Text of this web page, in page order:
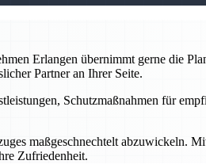
Erlangen übernimmt gerne die
Partner an Ihrer Seite.
Schutzmaßnahmen für
maßgeschnechtelt abzuwickeln.
Zufriedenheit.